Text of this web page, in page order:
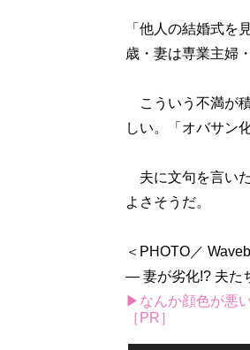
「他人の結婚式を
歳・妻は専業主婦
こういう不満が
しい。「オバサン
夫に文句を言い
よさそうだ。
＜PHOTO／
― 妻が劣化!? 夫た
▶なんか顔色が悪
［PR］